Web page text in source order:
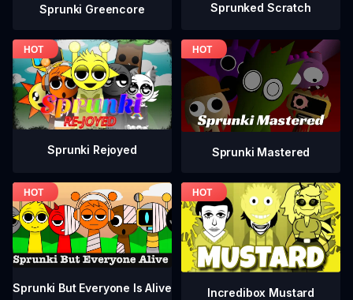
Sprunki Greencore Sprunked Scratch
Sprunki Rejoyed Sprunki Mastered
Sprunki But Everyone Is Alive Incredibox Mustard